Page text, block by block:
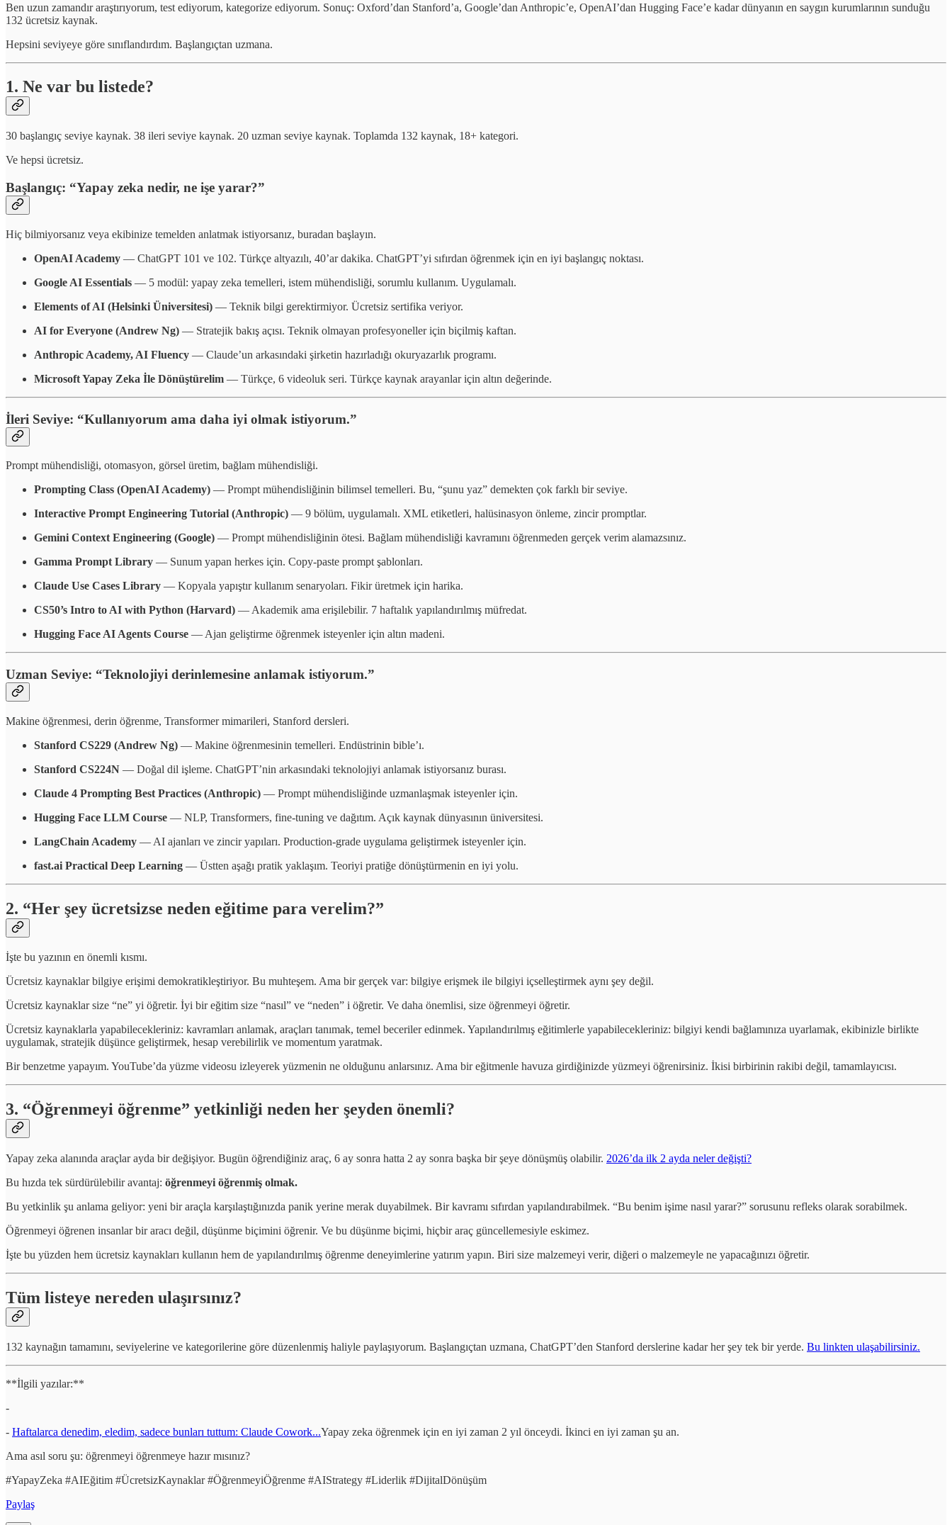
Ben uzun zamandır araştırıyorum, test ediyorum, kategorize ediyorum. Sonuç: Oxford’dan Stanford’a, Google’dan Anthropic’e, OpenAI’dan Hugging Face’e kadar dünyanın en saygın kurumlarının sunduğu
132 ücretsiz kaynak.
Hepsini seviyeye göre sınıflandırdım. Başlangıçtan uzmana.
1. Ne var bu listede?
30 başlangıç seviye kaynak. 38 ileri seviye kaynak. 20 uzman seviye kaynak. Toplamda 132 kaynak, 18+ kategori.
Ve hepsi ücretsiz.
Başlangıç: “Yapay zeka nedir, ne işe yarar?”
Hiç bilmiyorsanız veya ekibinize temelden anlatmak istiyorsanız, buradan başlayın.
OpenAI Academy — ChatGPT 101 ve 102. Türkçe altyazılı, 40’ar dakika. ChatGPT’yi sıfırdan öğrenmek için en iyi başlangıç noktası.
Google AI Essentials — 5 modül: yapay zeka temelleri, istem mühendisliği, sorumlu kullanım. Uygulamalı.
Elements of AI (Helsinki Üniversitesi) — Teknik bilgi gerektirmiyor. Ücretsiz sertifika veriyor.
AI for Everyone (Andrew Ng) — Stratejik bakış açısı. Teknik olmayan profesyoneller için biçilmiş kaftan.
Anthropic Academy, AI Fluency — Claude’un arkasındaki şirketin hazırladığı okuryazarlık programı.
Microsoft Yapay Zeka İle Dönüştürelim — Türkçe, 6 videoluk seri. Türkçe kaynak arayanlar için altın değerinde.
İleri Seviye: “Kullanıyorum ama daha iyi olmak istiyorum.”
Prompt mühendisliği, otomasyon, görsel üretim, bağlam mühendisliği.
Prompting Class (OpenAI Academy) — Prompt mühendisliğinin bilimsel temelleri. Bu, “şunu yaz” demekten çok farklı bir seviye.
Interactive Prompt Engineering Tutorial (Anthropic) — 9 bölüm, uygulamalı. XML etiketleri, halüsinasyon önleme, zincir promptlar.
Gemini Context Engineering (Google) — Prompt mühendisliğinin ötesi. Bağlam mühendisliği kavramını öğrenmeden gerçek verim alamazsınız.
Gamma Prompt Library — Sunum yapan herkes için. Copy-paste prompt şablonları.
Claude Use Cases Library — Kopyala yapıştır kullanım senaryoları. Fikir üretmek için harika.
CS50’s Intro to AI with Python (Harvard) — Akademik ama erişilebilir. 7 haftalık yapılandırılmış müfredat.
Hugging Face AI Agents Course — Ajan geliştirme öğrenmek isteyenler için altın madeni.
Uzman Seviye: “Teknolojiyi derinlemesine anlamak istiyorum.”
Makine öğrenmesi, derin öğrenme, Transformer mimarileri, Stanford dersleri.
Stanford CS229 (Andrew Ng) — Makine öğrenmesinin temelleri. Endüstrinin bible’ı.
Stanford CS224N — Doğal dil işleme. ChatGPT’nin arkasındaki teknolojiyi anlamak istiyorsanız burası.
Claude 4 Prompting Best Practices (Anthropic) — Prompt mühendisliğinde uzmanlaşmak isteyenler için.
Hugging Face LLM Course — NLP, Transformers, fine-tuning ve dağıtım. Açık kaynak dünyasının üniversitesi.
LangChain Academy — AI ajanları ve zincir yapıları. Production-grade uygulama geliştirmek isteyenler için.
fast.ai Practical Deep Learning — Üstten aşağı pratik yaklaşım. Teoriyi pratiğe dönüştürmenin en iyi yolu.
2. “Her şey ücretsizse neden eğitime para verelim?”
İşte bu yazının en önemli kısmı.
Ücretsiz kaynaklar bilgiye erişimi demokratikleştiriyor. Bu muhteşem. Ama bir gerçek var: bilgiye erişmek ile bilgiyi içselleştirmek aynı şey değil.
Ücretsiz kaynaklar size “ne” yi öğretir. İyi bir eğitim size “nasıl” ve “neden” i öğretir. Ve daha önemlisi, size öğrenmeyi öğretir.
Ücretsiz kaynaklarla yapabilecekleriniz: kavramları anlamak, araçları tanımak, temel beceriler edinmek. Yapılandırılmış eğitimlerle yapabilecekleriniz: bilgiyi kendi bağlamınıza uyarlamak, ekibinizle birlikte
uygulamak, stratejik düşünce geliştirmek, hesap verebilirlik ve momentum yaratmak.
Bir benzetme yapayım. YouTube’da yüzme videosu izleyerek yüzmenin ne olduğunu anlarsınız. Ama bir eğitmenle havuza girdiğinizde yüzmeyi öğrenirsiniz. İkisi birbirinin rakibi değil, tamamlayıcısı.
3. “Öğrenmeyi öğrenme” yetkinliği neden her şeyden önemli?
Yapay zeka alanında araçlar ayda bir değişiyor. Bugün öğrendiğiniz araç, 6 ay sonra hatta 2 ay sonra başka bir şeye dönüşmüş olabilir. 2026’da ilk 2 ayda neler değişti?
Bu hızda tek sürdürülebilir avantaj: öğrenmeyi öğrenmiş olmak.
Bu yetkinlik şu anlama geliyor: yeni bir araçla karşılaştığınızda panik yerine merak duyabilmek. Bir kavramı sıfırdan yapılandırabilmek. “Bu benim işime nasıl yarar?” sorusunu refleks olarak sorabilmek.
Öğrenmeyi öğrenen insanlar bir aracı değil, düşünme biçimini öğrenir. Ve bu düşünme biçimi, hiçbir araç güncellemesiyle eskimez.
İşte bu yüzden hem ücretsiz kaynakları kullanın hem de yapılandırılmış öğrenme deneyimlerine yatırım yapın. Biri size malzemeyi verir, diğeri o malzemeyle ne yapacağınızı öğretir.
Tüm listeye nereden ulaşırsınız?
132 kaynağın tamamını, seviyelerine ve kategorilerine göre düzenlenmiş haliyle paylaşıyorum. Başlangıçtan uzmana, ChatGPT’den Stanford derslerine kadar her şey tek bir yerde. Bu linkten ulaşabilirsiniz.
**İlgili yazılar:**
-
- Haftalarca denedim, eledim, sadece bunları tuttum: Claude Cowork...Yapay zeka öğrenmek için en iyi zaman 2 yıl önceydi. İkinci en iyi zaman şu an.
Ama asıl soru şu: öğrenmeyi öğrenmeye hazır mısınız?
#YapayZeka #AIEğitim #ÜcretsizKaynaklar #ÖğrenmeyiÖğrenme #AIStrategy #Liderlik #DijitalDönüşüm
Paylaş